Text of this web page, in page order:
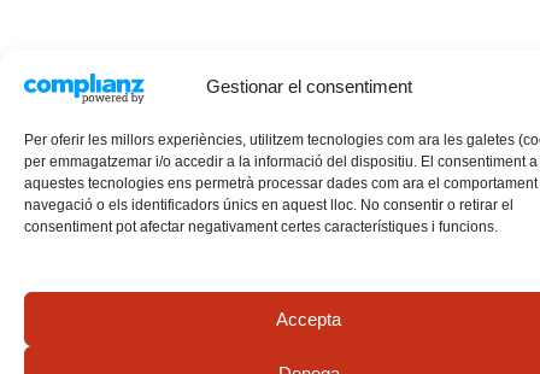
Gestionar el consentiment
Per oferir les millors experiències, utilitzem tecnologies com ara les galetes
per emmagatzemar i/o accedir a la informació del dispositiu. El consentiment a
aquestes tecnologies ens permetrà processar dades com ara el
navegació o els identificadors únics en aquest lloc. No consentir o retirar el
consentiment pot afectar negativament certes característiques i funcions.
Accepta